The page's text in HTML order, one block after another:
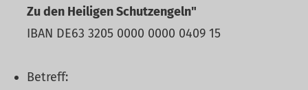
Zu den Heiligen Schutzengeln"
IBAN DE63 3205 0000 0000 0409 15
Betreff: